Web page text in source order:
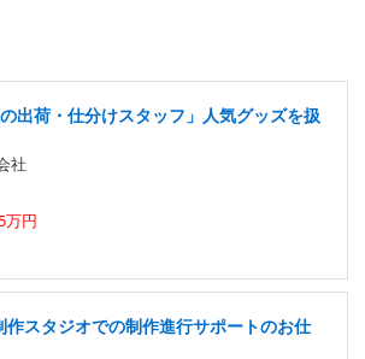
出荷・仕分けスタッフ」人気グッズを扱
社
万円
スタジオでの制作進行サポートのお仕